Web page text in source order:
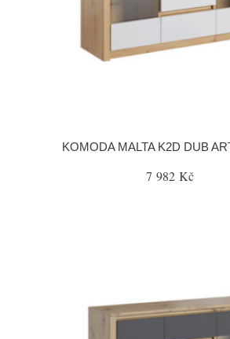
KOMODA MALTA K2D DUB
7 982 Kč